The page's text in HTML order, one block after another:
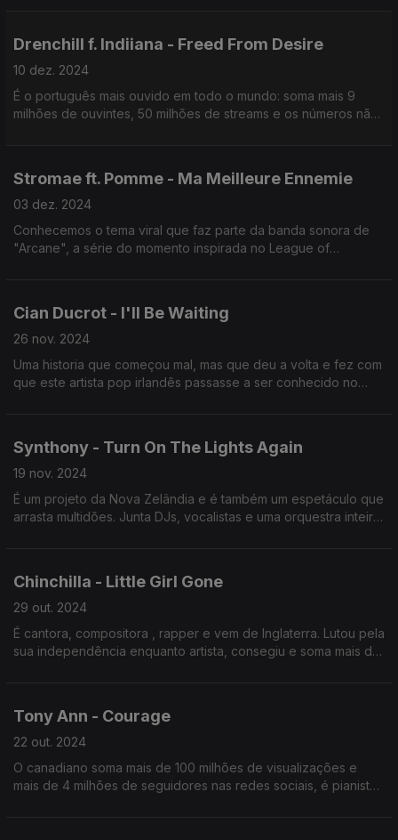
Drenchill f. Indiiana - Freed From Desire
10 dez. 2024
É o português mais ouvido em todo o mundo: soma mais 9
milhões de ouvintes, 50 milhões de streams e os números não
Stromae ft. Pomme - Ma Meilleure Ennemie
03 dez. 2024
Conhecemos o tema viral que faz parte da banda sonora de
"Arcane", a série do momento inspirada no League of
Cian Ducrot - I'll Be Waiting
26 nov. 2024
Uma historia que começou mal, mas que deu a volta e fez com
que este artista pop irlandês passasse a ser conhecido no
Synthony - Turn On The Lights Again
19 nov. 2024
É um projeto da Nova Zelândia e é também um espetáculo que
arrasta multidões. Junta DJs, vocalistas e uma orquestra inteira
Chinchilla - Little Girl Gone
29 out. 2024
É cantora, compositora , rapper e vem de Inglaterra. Lutou pela
sua independência enquanto artista, consegiu e soma mais de
Tony Ann - Courage
22 out. 2024
O canadiano soma mais de 100 milhões de visualizações e
mais de 4 milhões de seguidores nas redes sociais, é pianista